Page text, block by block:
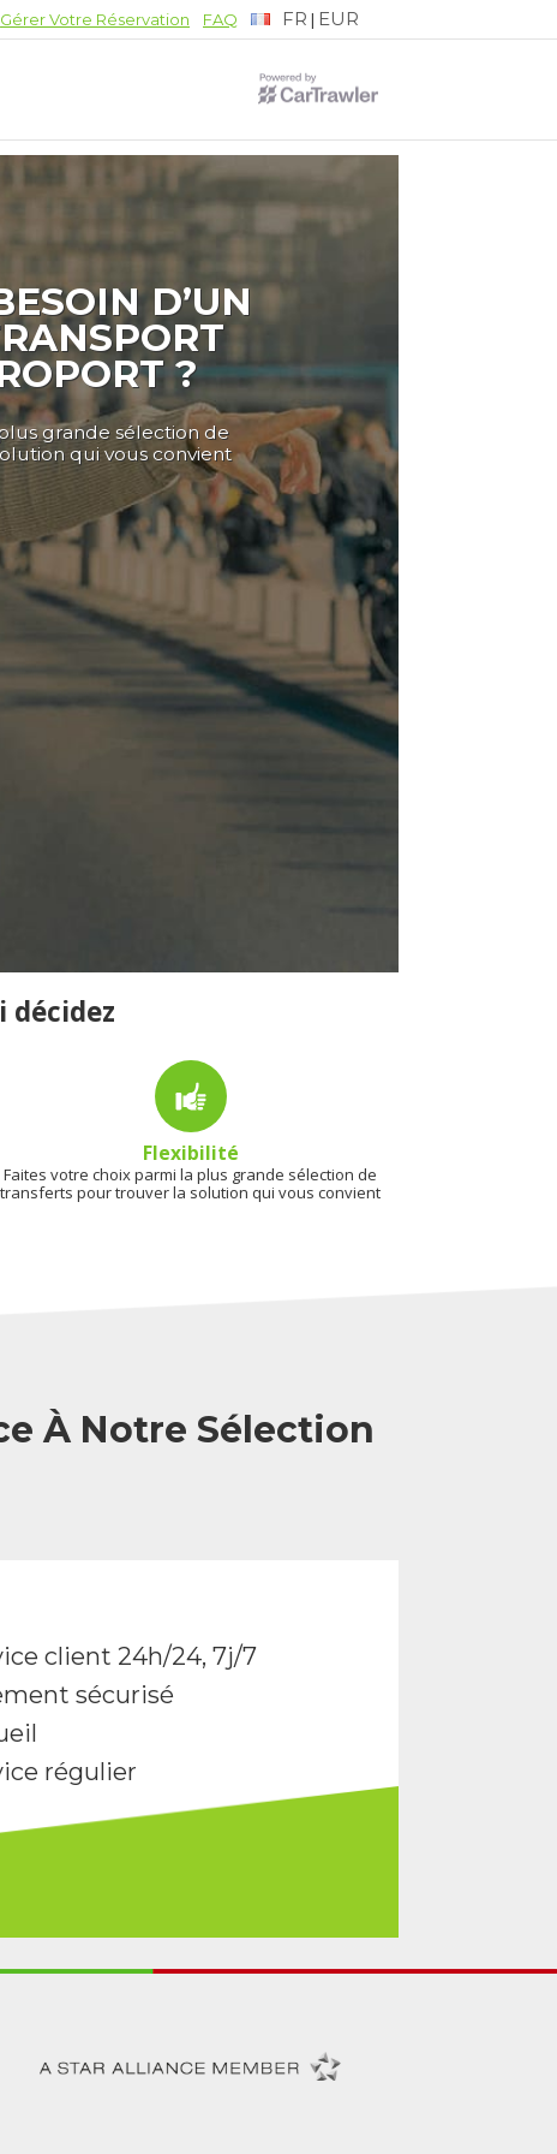
Gérer Votre Réservation FAQ FR | EUR
D’UN
?
grande sélection de
qui vous convient
décidez
Flexibilité
Faites votre choix parmi la plus grande sélection de
transferts pour trouver la solution qui vous convient
À Notre Sélection
client 24h/24, 7j/7
sécurisé
régulier